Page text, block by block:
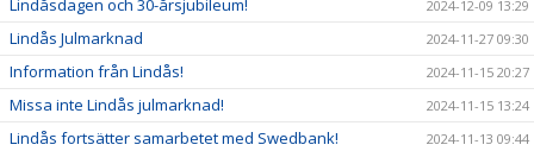
Lindåsdagen och 30-årsjubileum! 2024-12-09 13:29
Lindås Julmarknad 2024-11-27 09:30
Information från Lindås! 2024-11-15 20:27
Missa inte Lindås julmarknad! 2024-11-15 13:24
Lindås fortsätter samarbetet med Swedbank! 2024-11-13 09:44